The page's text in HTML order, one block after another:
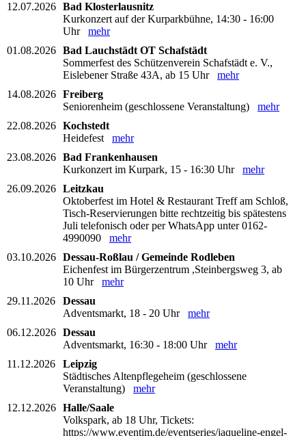
12.07.2026 Bad Klosterlausnitz
Kurkonzert auf der Kurparkbühne, 14:30 - 16:00
Uhr mehr
01.08.2026 Bad Lauchstädt OT Schafstädt
Sommerfest des Schützenverein Schafstädt e. V.,
Eislebener Straße 43A, ab 15 Uhr mehr
14.08.2026 Freiberg
Seniorenheim (geschlossene Veranstaltung) mehr
22.08.2026 Kochstedt
Heidefest mehr
23.08.2026 Bad Frankenhausen
Kurkonzert im Kurpark, 15 - 16:30 Uhr mehr
26.09.2026 Leitzkau
Oktoberfest im Hotel & Restaurant Treff am Schloß,
Tisch-Reservierungen bitte rechtzeitig bis spätestens
Juli telefonisch oder per WhatsApp unter 0162-
4990090 mehr
03.10.2026 Dessau-Roßlau / Gemeinde Rodleben
Eichenfest im Bürgerzentrum ,Steinbergsweg 3, ab
10 Uhr mehr
29.11.2026
Dessau
Adventsmarkt, 18 - 20 Uhr mehr
06.12.2026 Dessau
Adventsmarkt, 16:30 - 18:00 Uhr mehr
11.12.2026
Leipzig
Städtisches Altenpflegeheim (geschlossene
Veranstaltung) mehr
12.12.2026 Halle/Saale
Volkspark, ab 18 Uhr, Tickets:
https://www.eventim.de/eventseries/jaqueline-engel-